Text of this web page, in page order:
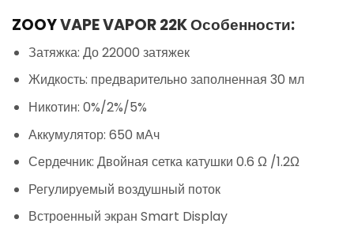
ZOOYVAPE VAPOR 22K Особенности:
Затяжка: До 22000 затяжек
Жидкость: предварительно заполненная 30 мл
Никотин: 0%/2%/5%
Аккумулятор: 650 мАч
Сердечник: Двойная сетка катушки 0.6 Ω /1.2Ω
Регулируемый воздушный поток
Встроенный экран Smart Display